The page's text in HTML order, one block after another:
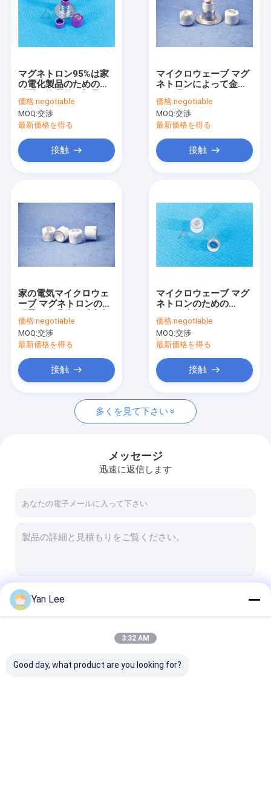
製品
ビデオ
工場旅行
品質管理
私達に連絡しなさい
引用を要求しなさい
陶磁器ハウジング
金属で処理されたアルミナの製陶術
高度のエンジニアリング セラミックス
マグネトロン95%は家
の電化製品のための陶
進めた
価格:negotiable
MOQ:交渉
最新価格を得る
接触
マイクロウェーブ マグ
ネトロンによって金属
の製陶術の絶縁体
IATF16949
価格:negotiable
MOQ:交渉
最新価格を得る
接触
家の電気マイクロウェ
ーブ マグネトロンの陶
価格:negotiable
MOQ:交渉
最新価格を得る
接触
マイクロウェーブ マグ
ネトロンのための
ムの絶縁体のアルミナ
陶磁器の棒
価格:negotiable
MOQ:交渉
最新価格を得る
接触
多くを見て下さい
メッセージ
迅速に返信します
Yan Lee
3:32 AM
Good day, what product are you looking for?